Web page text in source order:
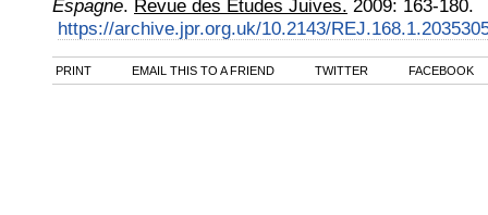
Espagne. Revue des Études Juives. 2009: 163-180.
https://archive.jpr.org.uk/10.2143/
PRINT EMAIL THIS TO A FRIEND TWITTER FACEBOOK